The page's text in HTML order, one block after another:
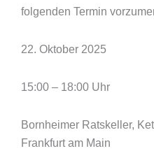
folgenden Termin
22. Oktober 2025
15:00 – 18:00 Uhr
Bornheimer Ratskeller,
Frankfurt am Main